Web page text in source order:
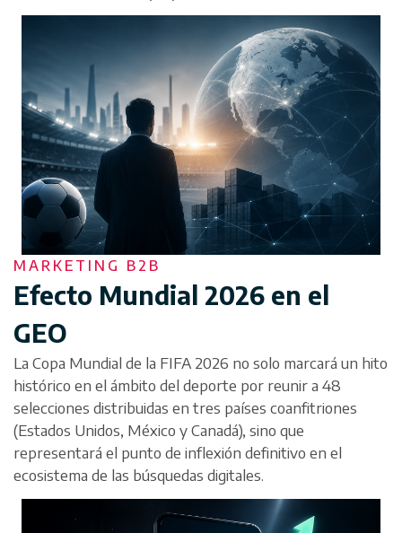
MARKETING B2B
Efecto Mundial 2026 en el
GEO
La Copa Mundial de la FIFA 2026 no solo marcará un hito
histórico en el ámbito del deporte por reunir a 48
selecciones distribuidas en tres países coanfitriones
(Estados Unidos, México y Canadá), sino que
representará el punto de inflexión definitivo en el
ecosistema de las búsquedas digitales.